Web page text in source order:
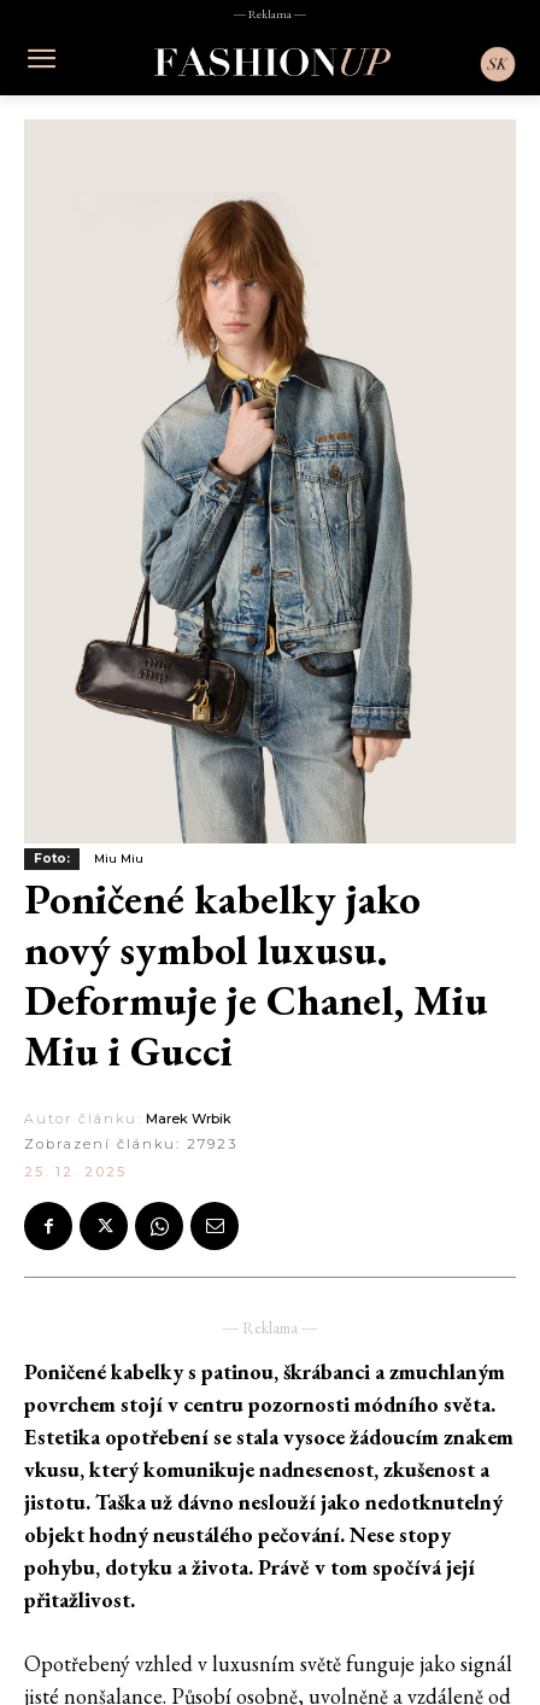
― Reklama ―
Foto: Miu Miu
Poničené kabelky jako
nový symbol luxusu.
Deformuje je Chanel, Miu
Miu i Gucci
Autor článku: Marek Wrbik
Zobrazení článku: 27923
25. 12. 2025
― Reklama ―
Poničené kabelky s patinou, škrábanci a zmuchlaným
povrchem stojí v centru pozornosti módního světa.
Estetika opotřebení se stala vysoce žádoucím znakem
vkusu, který komunikuje nadnesenost, zkušenost a
jistotu. Taška už dávno neslouží jako nedotknutelný
objekt hodný neustálého pečování. Nese stopy
pohybu, dotyku a života. Právě v tom spočívá její
přitažlivost.
Opotřebený vzhled v luxusním světě funguje jako signál
jisté nonšalance. Působí osobně, uvolněně a vzdáleně od